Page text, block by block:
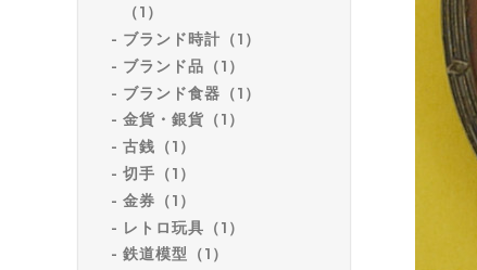
（1）
ブランド時計（1）
ブランド品（1）
ブランド食器（1）
金貨・銀貨（1）
古銭（1）
切手（1）
金券（1）
レトロ玩具（1）
鉄道模型（1）